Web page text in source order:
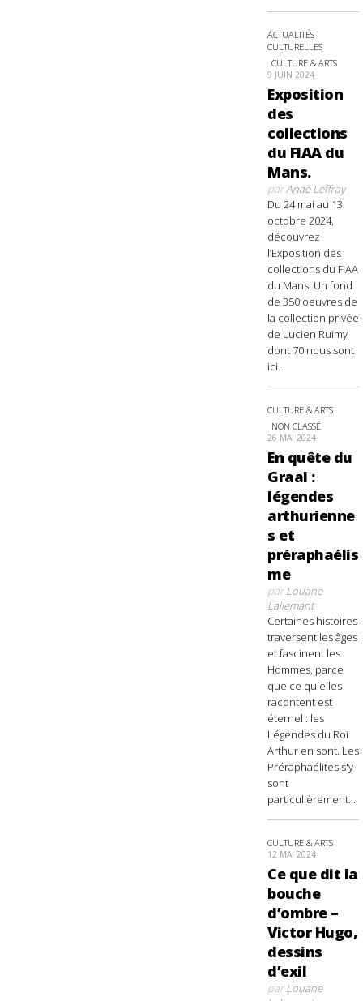
ACTUALITÉS
CULTURELLES
CULTURE & ARTS
9 JUIN 2024
Exposition
des
collections
du FIAA du
Mans.
parAnaë Leffray
Du 24 mai au 13
octobre 2024,
découvrez
l’Exposition des
collections du FIAA
du Mans. Un fond
de 350 oeuvres de
la collection privée
de Lucien Ruimy
dont 70 nous sont
ici...
CULTURE & ARTS
NON CLASSÉ
26 MAI 2024
En quête du
Graal :
légendes
arthurienne
s et
préraphaélis
me
parLouane
Lallemant
Certaines histoires
traversent les âges
et fascinent les
Hommes, parce
que ce qu'elles
racontent est
éternel : les
Légendes du Roi
Arthur en sont. Les
Préraphaélites s'y
sont
particulièrement...
CULTURE & ARTS
12 MAI 2024
Ce que dit la
bouche
d’ombre –
Victor Hugo,
dessins
d’exil
parLouane